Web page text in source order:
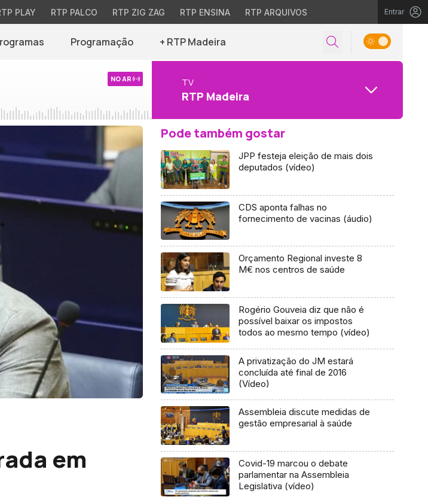
PLAY RTP PALCO RTP ZIG ZAG RTP ENSINA RTP ARQUIVOS Entrar
Programação + RTP Madeira
NO AR TV
RTP Madeira
em
Pode também gostar
JPP festeja eleição de mais dois
deputados (vídeo)
CDS aponta falhas no
fornecimento de vacinas (áudio)
Orçamento Regional investe 8
M€ nos centros de saúde
Rogério Gouveia diz que não é
possível baixar os impostos
todos ao mesmo tempo (vídeo)
A privatização do JM estará
concluída até final de 2016
(Vídeo)
Assembleia discute medidas de
gestão empresarial à saúde
Covid-19 marcou o debate
parlamentar na Assembleia
Legislativa (vídeo)